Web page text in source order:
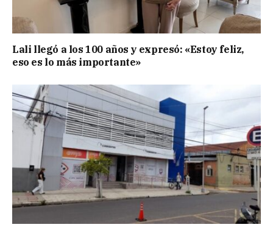
Lali llegó a los 100 años y expresó: «Estoy feliz,
eso es lo más importante»